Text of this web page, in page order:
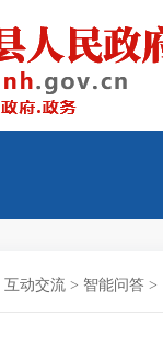
互动交流 > 智能问答 >